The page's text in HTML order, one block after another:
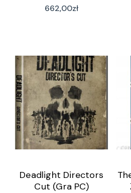
662,00zł
Deadlight Directors
Cut (Gra PC)